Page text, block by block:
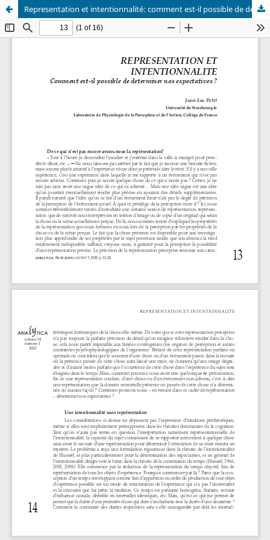
Representation et intentionnalité: comment est-il possible de determiner nos expectatives?